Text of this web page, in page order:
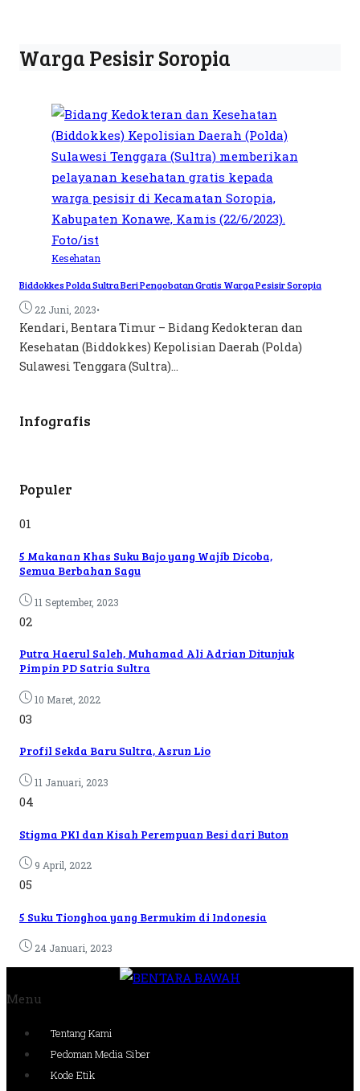
Warga Pesisir Soropia
Kesehatan
Biddokkes Polda Sultra Beri Pengobatan Gratis Warga Pesisir Soropia
22 Juni, 2023•
Kendari, Bentara Timur – Bidang Kedokteran dan
Kesehatan (Biddokkes) Kepolisian Daerah (Polda)
Sulawesi Tenggara (Sultra)...
Infografis
Populer
01
5 Makanan Khas Suku Bajo yang Wajib Dicoba,
Semua Berbahan Sagu
11 September, 2023
02
Putra Haerul Saleh, Muhamad Ali Adrian Ditunjuk
Pimpin PD Satria Sultra
10 Maret, 2022
03
Profil Sekda Baru Sultra, Asrun Lio
11 Januari, 2023
04
Stigma PKI dan Kisah Perempuan Besi dari Buton
9 April, 2022
05
5 Suku Tionghoa yang Bermukim di Indonesia
24 Januari, 2023
Menu
Tentang Kami
Pedoman Media Siber
Kode Etik